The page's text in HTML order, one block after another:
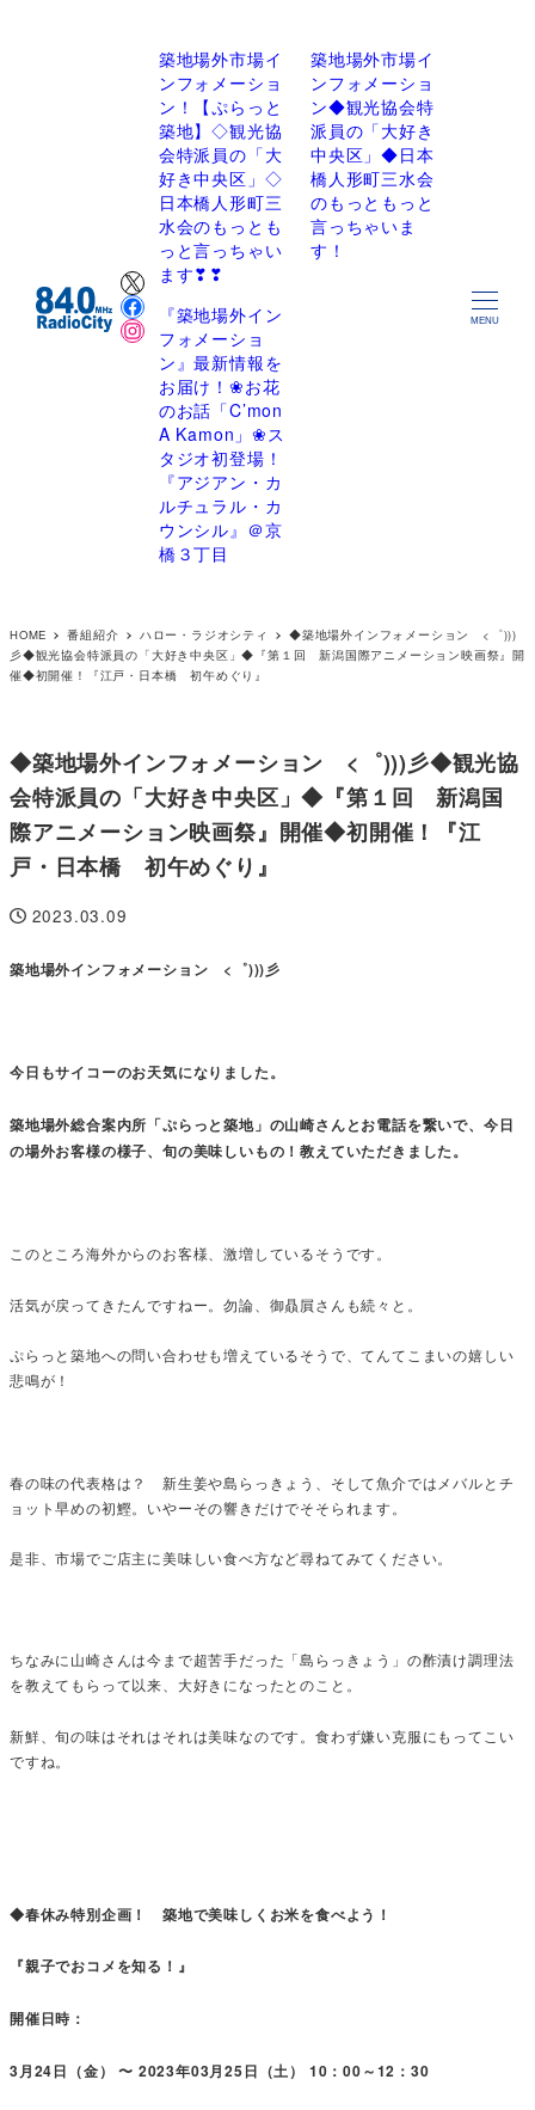
X
Facebook
Instagram
築地場外市場イ
ンフォメーショ
ン！【ぷらっと
築地】◇観光協
会特派員の「大
好き中央区」◇
日本橋人形町三
水会のもっとも
っと言っちゃい
ます❣❣
築地場外市場イ
ンフォメーショ
ン◆観光協会特
派員の「大好き
中央区」◆日本
橋人形町三水会
のもっともっと
言っちゃいま
す！
『築地場外イン
フォメーショ
ン』最新情報を
お届け！❀お花
のお話「C’mon
A Kamon」❀ス
タジオ初登場！
『アジアン・カ
ルチュラル・カ
ウンシル』＠京
橋３丁目
MENU
HOME 番組紹介 ハロー・ラジオシティ
◆築地場外インフォメーション <゜)))
彡◆観光協会特派員の「大好き中央区」◆『第１回 新潟国際アニメーション映画祭』開
催◆初開催！『江戸・日本橋 初午めぐり』
◆築地場外インフォメーション <゜)))彡◆観光協
会特派員の「大好き中央区」◆『第１回 新潟国
際アニメーション映画祭』開催◆初開催！『江
戸・日本橋 初午めぐり』
投稿日
2023.03.09
築地場外インフォメーション <゜)))彡
今日もサイコーのお天気になりました。
築地場外総合案内所「ぷらっと築地」の山崎さんとお電話を繋いで、今日
の場外お客様の様子、旬の美味しいもの！教えていただきました。
このところ海外からのお客様、激増しているそうです。
活気が戻ってきたんですねー。勿論、御贔屓さんも続々と。
ぷらっと築地への問い合わせも増えているそうで、てんてこまいの嬉しい
悲鳴が！
春の味の代表格は？ 新生姜や島らっきょう、そして魚介ではメバルとチ
ョット早めの初鰹。いやーその響きだけでそそられます。
是非、市場でご店主に美味しい食べ方など尋ねてみてください。
ちなみに山崎さんは今まで超苦手だった「島らっきょう」の酢漬け調理法
を教えてもらって以来、大好きになったとのこと。
新鮮、旬の味はそれはそれは美味なのです。食わず嫌い克服にもってこい
ですね。
◆春休み特別企画！ 築地で美味しくお米を食べよう！
『親子でおコメを知る！』
開催日時：
3月24日（金） 〜 2023年03月25日（土） 10：00～12：30